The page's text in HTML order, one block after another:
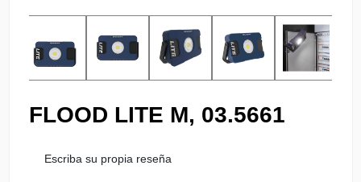
FLOOD LITE M, 03.5661
Escriba su propia reseña